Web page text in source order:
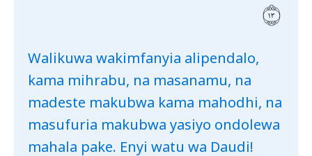
Walikuwa wakimfanyia alipendalo,
kama mihrabu, na masanamu, na
madeste makubwa kama mahodhi, na
masufuria makubwa yasiyo ondolewa
mahala pake. Enyi watu wa Daudi!